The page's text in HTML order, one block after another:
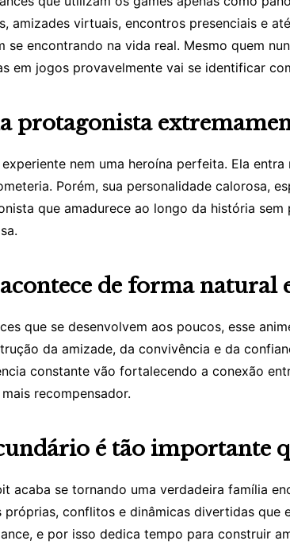
amizades virtuais, encontros presenciais e
se encontrando na vida real. Mesmo quem
em jogos provavelmente vai se identificar
protagonista
nem uma heroína perfeita. Ela
Porém, sua personalidade calorosa,
que amadurece ao longo da história
de forma natural
que se desenvolvem aos poucos, esse
da amizade, da convivência e da
constante vão fortalecendo a conexão
recompensador.
é tão importante
acaba se tornando uma verdadeira família
próprias, conflitos e dinâmicas divertidas
e por isso dedica tempo para construir